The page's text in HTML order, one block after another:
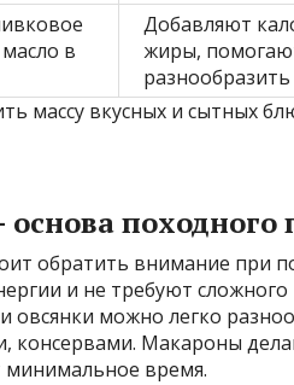
в
Добавляют
жиры,
разнообразить
массу вкусных и сытных
походного
обратить внимание при
и не требуют сложного
овсянки можно легко
консервами. Макароны
время.